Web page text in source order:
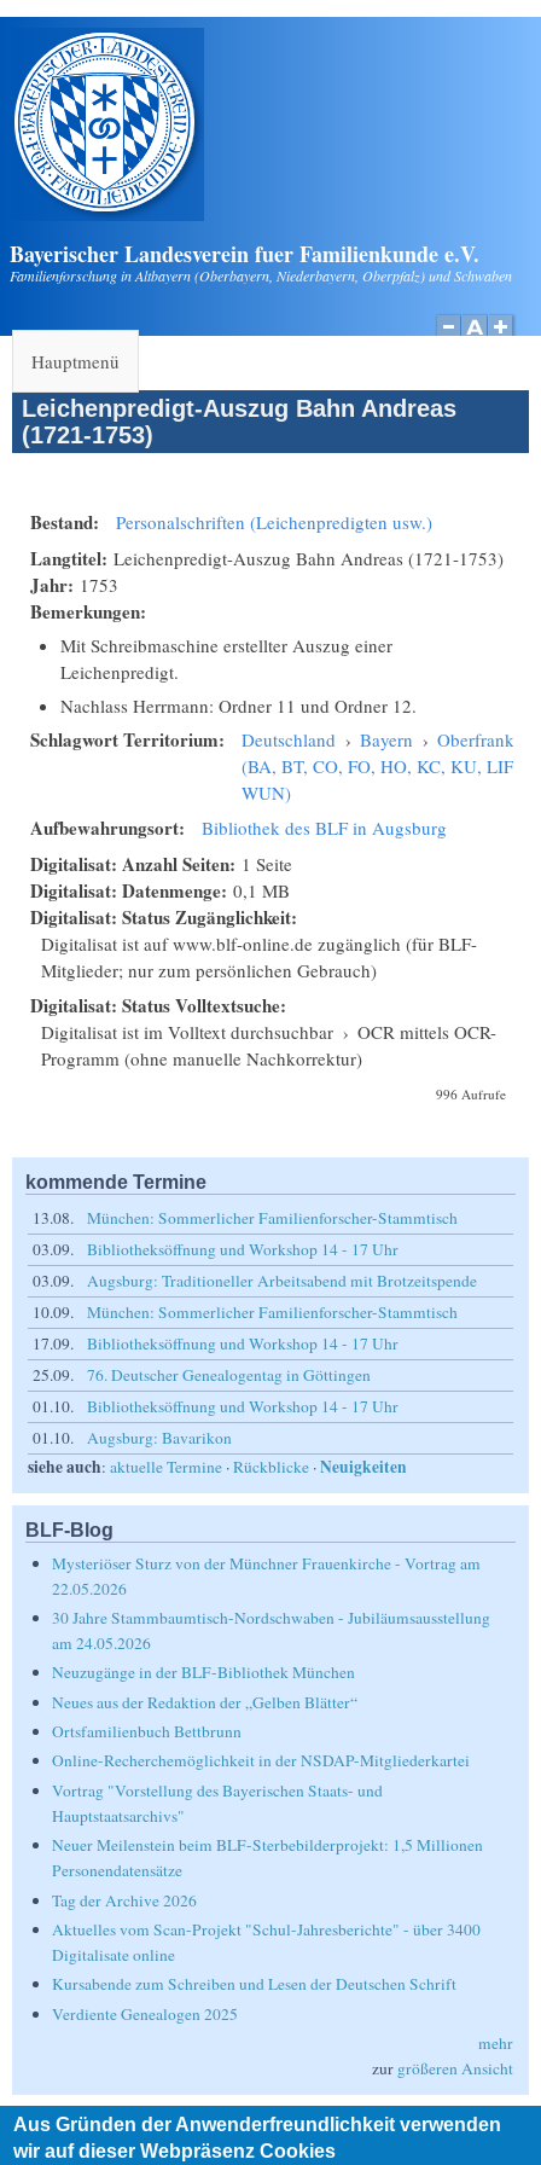
Direkt zum Inhalt
Bayerischer Landesverein fuer Familienkunde e.V.
Familienforschung in Altbayern (Oberbayern, Niederbayern, Oberpfalz) und Schwaben
Hauptmenü
Leichenpredigt-Auszug Bahn Andreas
(1721-1753)
Bestand: Personalschriften (Leichenpredigten usw.)
Langtitel: Leichenpredigt-Auszug Bahn Andreas (1721-1753)
Jahr: 1753
Bemerkungen:
Mit Schreibmaschine erstellter Auszug einer
Leichenpredigt.
Nachlass Herrmann: Ordner 11 und Ordner 12.
Schlagwort Territorium: Deutschland › Bayern › Oberfranken
(BA, BT, CO, FO, HO, KC, KU, LIF,
WUN)
Aufbewahrungsort: Bibliothek des BLF in Augsburg
Digitalisat: Anzahl Seiten: 1 Seite
Digitalisat: Datenmenge: 0,1 MB
Digitalisat: Status Zugänglichkeit:
Digitalisat ist auf www.blf-online.de zugänglich (für BLF-
Mitglieder; nur zum persönlichen Gebrauch)
Digitalisat: Status Volltextsuche:
Digitalisat ist im Volltext durchsuchbar › OCR mittels OCR-
Programm (ohne manuelle Nachkorrektur)
996 Aufrufe
kommende Termine
13.08.
München: Sommerlicher Familienforscher-Stammtisch
03.09.
Bibliotheksöffnung und Workshop 14 - 17 Uhr
03.09.
Augsburg: Traditioneller Arbeitsabend mit Brotzeitspende
10.09.
München: Sommerlicher Familienforscher-Stammtisch
17.09.
Bibliotheksöffnung und Workshop 14 - 17 Uhr
25.09.
76. Deutscher Genealogentag in Göttingen
01.10.
Bibliotheksöffnung und Workshop 14 - 17 Uhr
01.10.
Augsburg: Bavarikon
siehe auch: aktuelle Termine ·Rückblicke ·Neuigkeiten
BLF-Blog
Mysteriöser Sturz von der Münchner Frauenkirche - Vortrag am
22.05.2026
30 Jahre Stammbaumtisch-Nordschwaben - Jubiläumsausstellung
am 24.05.2026
Neuzugänge in der BLF-Bibliothek München
Neues aus der Redaktion der „Gelben Blätter“
Ortsfamilienbuch Bettbrunn
Online-Recherchemöglichkeit in der NSDAP-Mitgliederkartei
Vortrag "Vorstellung des Bayerischen Staats- und
Hauptstaatsarchivs"
Neuer Meilenstein beim BLF-Sterbebilderprojekt: 1,5 Millionen
Personendatensätze
Tag der Archive 2026
Aktuelles vom Scan-Projekt "Schul-Jahresberichte" - über 3400
Digitalisate online
Kursabende zum Schreiben und Lesen der Deutschen Schrift
Verdiente Genealogen 2025
mehr
zur größeren Ansicht
Suche
Aus Gründen der Anwenderfreundlichkeit verwenden
wir auf dieser Webpräsenz Cookies